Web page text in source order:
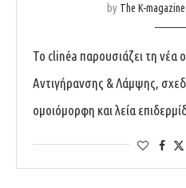
by The K-magazine
Το clinéa παρουσιάζει τη νέα
Αντιγήρανσης & Λάμψης,
ομοιόμορφη και λεία